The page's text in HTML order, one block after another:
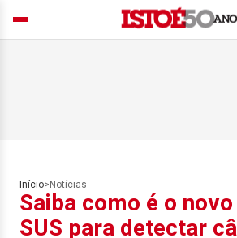
Início> Notícias
Saiba como é o
SUS para detectar